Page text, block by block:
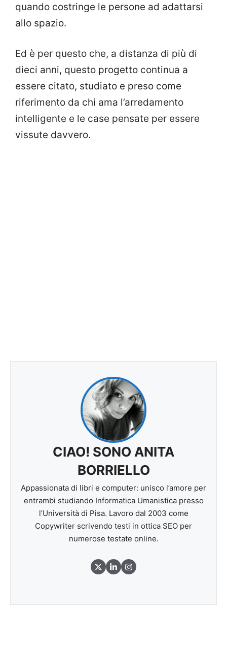
quando costringe le persone ad adattarsi
allo spazio.
Ed è per questo che, a distanza di più di
dieci anni, questo progetto continua a
essere citato, studiato e preso come
riferimento da chi ama l’arredamento
intelligente e le case pensate per essere
vissute davvero.
CIAO! SONO ANITA
BORRIELLO
Appassionata di libri e computer: unisco l’amore per
entrambi studiando Informatica Umanistica presso
l’Università di Pisa. Lavoro dal 2003 come
Copywriter scrivendo testi in ottica SEO per
numerose testate online.